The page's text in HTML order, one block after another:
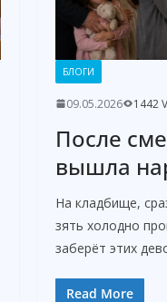
БЛОГИ
09.05.2026 1442
После
вышла
На кладбище,
зять холодно
заберёт этих
Read More